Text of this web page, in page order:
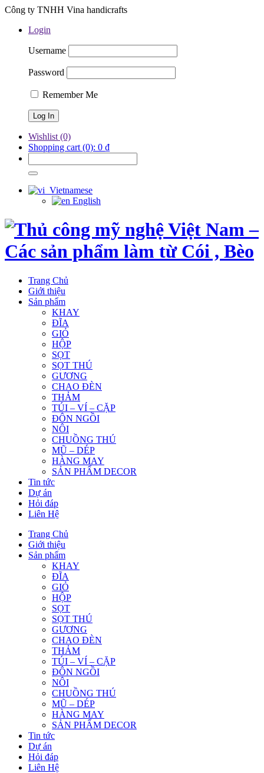
Công ty TNHH Vina handicrafts
Login
Username
Password
Remember Me
Wishlist (0)
Shopping cart (0): 0 ₫
Vietnamese
English
Trang Chủ
Giới thiệu
Sản phẩm
KHAY
ĐĨA
GIỎ
HỘP
SỌT
SỌT THÚ
GƯƠNG
CHAO ĐÈN
THẢM
TÚI – VÍ – CẶP
ĐÔN NGỒI
NÔI
CHUỒNG THÚ
MŨ – DÉP
HÀNG MAY
SẢN PHẨM DECOR
Tin tức
Dự án
Hỏi đáp
Liên Hệ
Trang Chủ
Giới thiệu
Sản phẩm
KHAY
ĐĨA
GIỎ
HỘP
SỌT
SỌT THÚ
GƯƠNG
CHAO ĐÈN
THẢM
TÚI – VÍ – CẶP
ĐÔN NGỒI
NÔI
CHUỒNG THÚ
MŨ – DÉP
HÀNG MAY
SẢN PHẨM DECOR
Tin tức
Dự án
Hỏi đáp
Liên Hệ